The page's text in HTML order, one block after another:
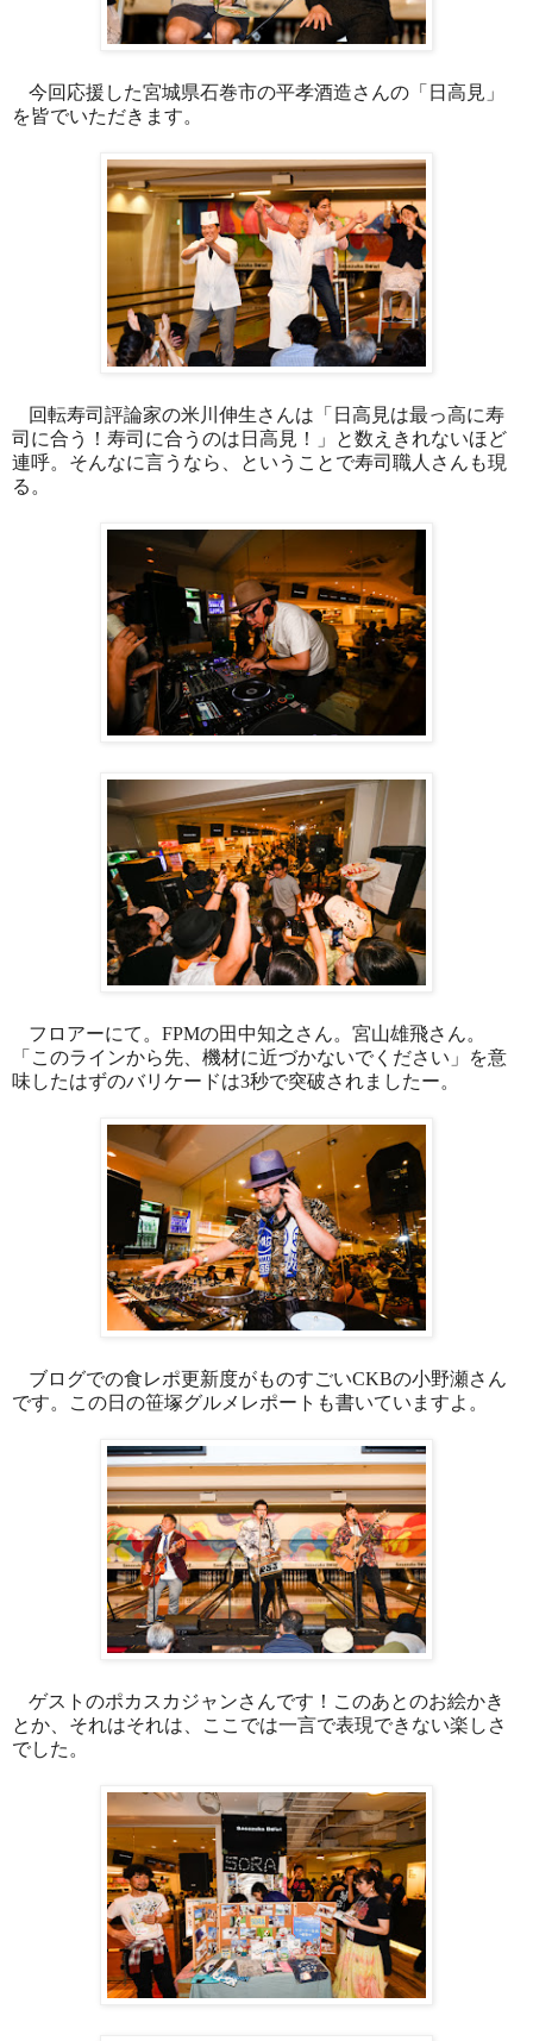
今回応援した宮城県石巻市の平孝酒造さんの「日高見」
を皆でいただきます。
回転寿司評論家の米川伸生さんは「日高見は最っ高に寿
司に合う！寿司に合うのは日高見！」と数えきれないほど
連呼。そんなに言うなら、ということで寿司職人さんも現
る。
フロアーにて。 FPMの田中知之さん。宮山雄飛さん。
「このラインから先、機材に近づかないでください」を意
味したはずのバリケードは3秒で突破されましたー。
ブログでの食レポ更新度がものすごいCKBの小野瀬さん
です。この日の笹塚グルメレポートも書いていますよ。
ゲストのポカスカジャンさんです！このあとのお絵かき
とか、それはそれは、ここでは一言で表現できない楽しさ
でした。